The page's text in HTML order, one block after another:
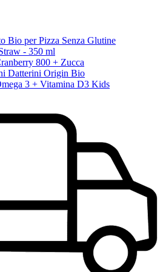
Bio per Pizza Senza Glutine
- 350 ml
800 + Zucca
Datterini Origin Bio
3 + Vitamina D3 Kids